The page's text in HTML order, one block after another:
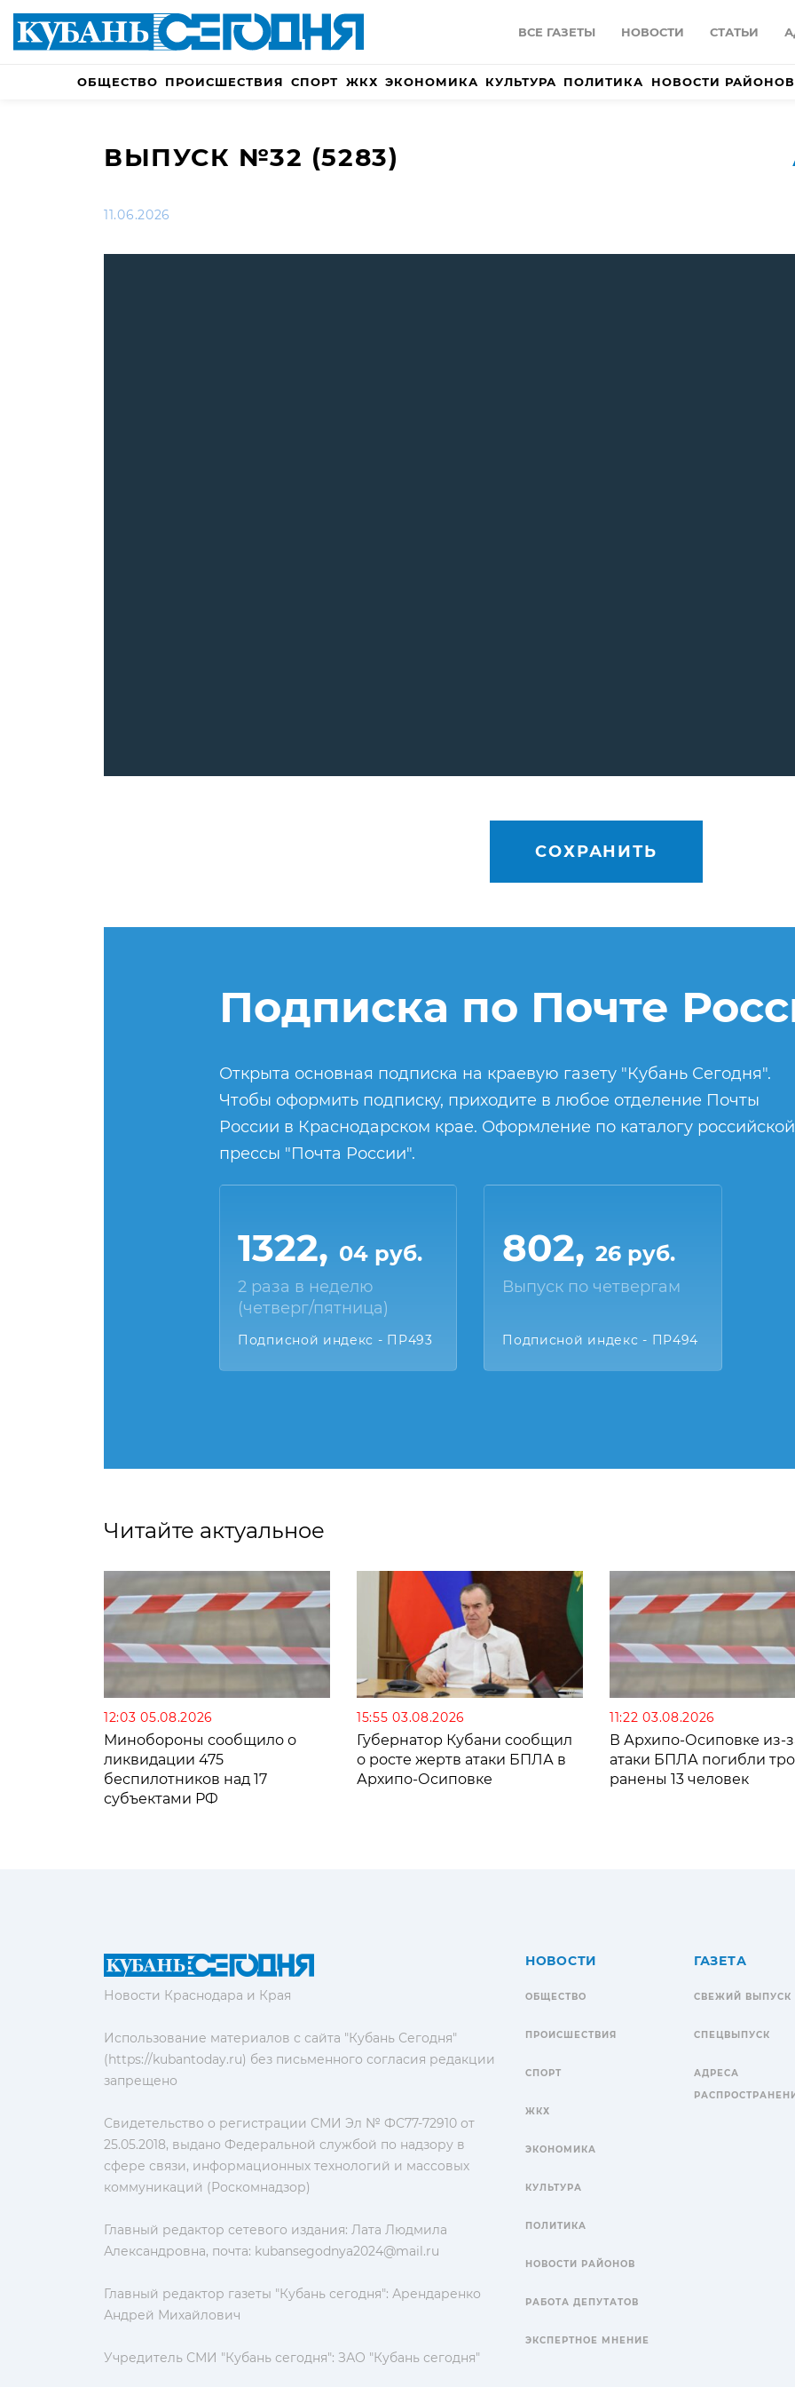
ВСЕ ГАЗЕТЫ НОВОСТИ СТАТЬИ
ОБЩЕСТВО ПРОИСШЕСТВИЯ СПОРТ ЖКХ ЭКОНОМИКА КУЛЬТУРА ПОЛИТИКА НОВОСТИ РАЙОНОВ
ВЫПУСК №32 (5283)
11.06.2026
СОХРАНИТЬ
Подписка по Почте
Открыта основная подписка на краевую газету "Кубань Сегодня".
Чтобы оформить подписку, приходите в любое отделение Почты
России в Краснодарском крае. Оформление по каталогу российской
прессы "Почта России".
1322, 04 руб.
2 раза в неделю
(четверг/пятница)
Подписной индекс - ПР493
802,26 руб.
Выпуск по четвергам
Подписной индекс - ПР494
Читайте актуальное
12:03 05.08.2026
Минобороны сообщило о
ликвидации 475
беспилотников над 17
субъектами РФ
15:55 03.08.2026
Губернатор Кубани сообщил
о росте жертв атаки БПЛА в
Архипо-Осиповке
11:22 03.08.2026
В Архипо-Осиповке из-
атаки БПЛА погибли
ранены 13 человек
Новости Краснодара и Края
Использование материалов с сайта "Кубань Сегодня"
(https://kubantoday.ru) без письменного согласия редакции
запрещено
Свидетельство о регистрации СМИ Эл № ФС77-72910 от
25.05.2018, выдано Федеральной службой по надзору в
сфере связи, информационных технологий и массовых
коммуникаций (Роскомнадзор)
Главный редактор сетевого издания: Лата Людмила
Александровна, почта: kubansegodnya2024@mail.ru
Главный редактор газеты "Кубань сегодня": Арендаренко
Андрей Михайлович
Учредитель СМИ "Кубань сегодня": ЗАО "Кубань сегодня"
НОВОСТИ
ОБЩЕСТВО
ПРОИСШЕСТВИЯ
СПОРТ
ЖКХ
ЭКОНОМИКА
КУЛЬТУРА
ПОЛИТИКА
НОВОСТИ РАЙОНОВ
РАБОТА ДЕПУТАТОВ
ЭКСПЕРТНОЕ МНЕНИЕ
ГАЗЕТА
СВЕЖИЙ ВЫПУСК
СПЕЦВЫПУСК
АДРЕСА